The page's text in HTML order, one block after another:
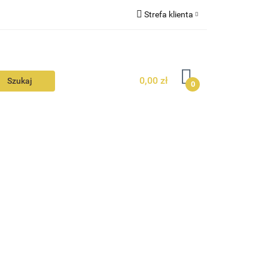
Strefa klienta
Dodaj zgłoszenie
0,00 zł 0